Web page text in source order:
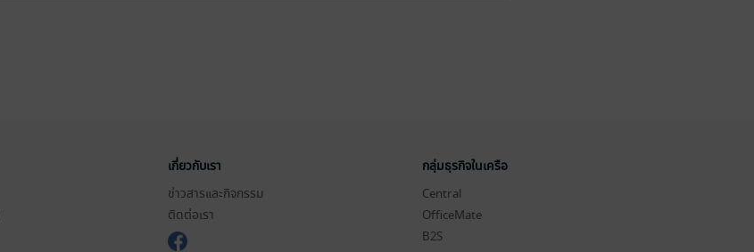
เกี่ยวกับเรา
ข่าวสารและกิจกรรม
ติดต่อเรา
กลุ่มธุรกิจในเครือ
Central
OfficeMate
B2S